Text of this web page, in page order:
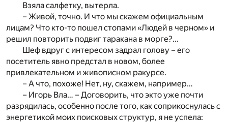
Взяла салфетку, вытерла.
– Живой, точно. И что мы скажем официальным
лицам? Что кто-то пошел стопами «Людей в черном» и
решил повторить подвиг таракана в морге?…
Шеф вдруг с интересом задрал голову – его
посетитель явно предстал в новом, более
привлекательном и живописном ракурсе.
– А что, похоже! Нет, ну, скажем, например…
– Игорь Вла… – Договорить, что экто уже почти
разрядилась, особенно после того, как соприкоснулась с
энергетикой моих поисковых структур, я не успела: